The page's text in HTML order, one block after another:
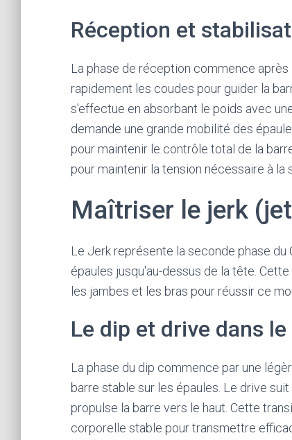
Réception et
La phase de réception commence
rapidement les coudes pour guider la
s'effectue en absorbant le poids avec
demande une grande mobilité des
pour maintenir le contrôle total de la
pour maintenir la tension nécessaire à la
Maîtriser le jerk
Le Jerk représente la seconde phase
épaules jusqu'au-dessus de la tête.
les jambes et les bras pour réussir ce
Le dip et drive dans
La phase du dip commence par une
barre stable sur les épaules. Le drive
propulse la barre vers le haut. Cette
corporelle stable pour transmettre